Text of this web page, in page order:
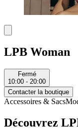
LPB Woman
Fermé
10:00 - 20:00
Contacter la boutique
Accessoires & Sacs
Découvrez